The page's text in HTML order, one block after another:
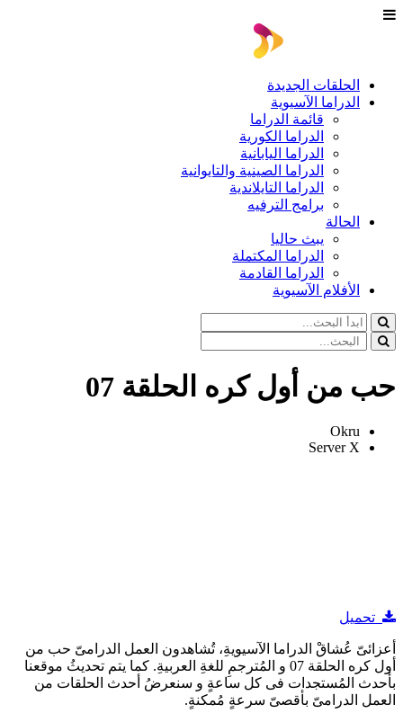
الحلقات الجديدة
الدراما الآسيوية
قائمة الدراما
الدراما الكورية
الدراما اليابانية
الدراما الصينية والتايوانية
الدراما التايلاندية
برامج الترفيه
الحالة
يبث حاليا
الدراما المكتملة
الدراما القادمة
الأفلام الآسيوية
حب من أول كره الحلقة 07
Okru
Server X
تحميل
أعزائىّ عُشاقْ الدراما الآسيويةِ، تُشاهدون العمل الدرامىّ حب من
أول كره الحلقة 07 و المُترجمِ للغةِ العربيةِ. كما يتم تحديثُ موقعنا
بأحدث المُستجدات فى كل ساعةٍ و سنعرضُ أحدث الحلقات من
العمل الدرامىّ بأقصىّ سرعةٍ مُمكنةٍ.